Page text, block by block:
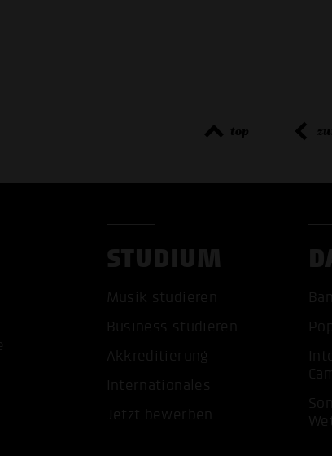
top
STUDIUM
Musik studieren
Business studieren
Akkreditierung
Internationales
Jetzt bewerben